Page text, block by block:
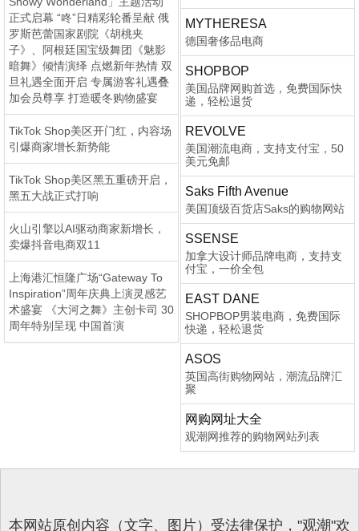
正式启幕 “咚”日精彩轮番呈献 俄
罗斯芭蕾国家剧院《胡桃夹
子》、阿根廷国宝级舞团《魅影
暗舞》倾情演绎 点燃新年热情 双
旦礼遇全面开启 专属游客礼遇叠
加会员尊享 打造暖冬购物盛宴
TikTok Shop美区开门红，内容场
引爆商家增长新势能
TikTok Shop美区黑五重磅开启，
黑五大战正式打响
火山引擎以AI驱动商家新增长，
卖爆抖音电商双11
上海港汇恒隆广场“Gateway To
Inspiration”周年庆典上演灵感艺
术盛宴 《大河之舞》主创卡司 30
周年特别呈现 中国首演
MYTHERESA
德国奢侈品电商
SHOPBOP
美国品牌网购首选，免费国际快
递，轻松退货
REVOLVE
美国潮流电商，支持支付宝，50
美元免邮
Saks Fifth Avenue
美国顶级百货店Saks的购物网站
SSENSE
加拿大设计师品牌电商，支持支
付宝，一价全包
EAST DANE
SHOPBOP男装电商，免费国际
快递，轻松退货
ASOS
英国高街购物网站，潮流品牌汇
聚
网购网址大全
观潮网推荐的购物网站列表
本网站原创内容（文字、图片）受法律保护，"观潮"欢